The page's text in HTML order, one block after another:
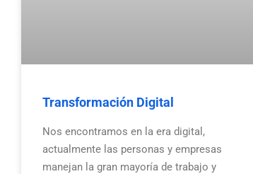
Transformación Digital
Nos encontramos en la era digital,
actualmente las personas y empresas
manejan la gran mayoría de trabajo y